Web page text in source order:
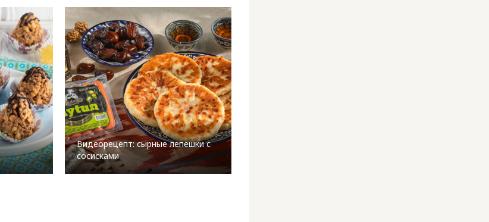
Видеорецепт: сырные лепешки с
сосисками